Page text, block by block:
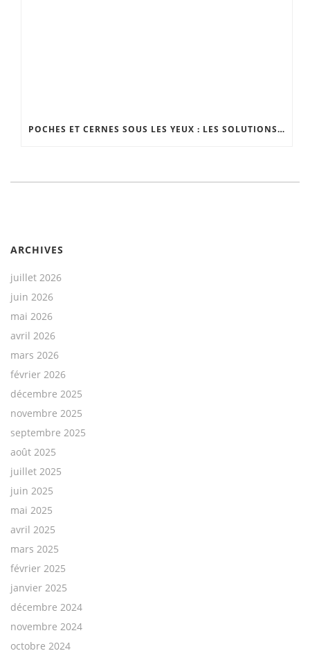
POCHES ET CERNES SOUS LES YEUX : LES SOLUTIONS EFFICACES
ARCHIVES
juillet 2026
juin 2026
mai 2026
avril 2026
mars 2026
février 2026
décembre 2025
novembre 2025
septembre 2025
août 2025
juillet 2025
juin 2025
mai 2025
avril 2025
mars 2025
février 2025
janvier 2025
décembre 2024
novembre 2024
octobre 2024